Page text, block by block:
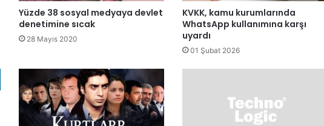
Yüzde 38 sosyal medyaya devlet
denetimine sıcak
28 Mayıs 2020
KVKK, kamu kurumlarında
WhatsApp kullanımına karşı
uyardı
01 Şubat 2026